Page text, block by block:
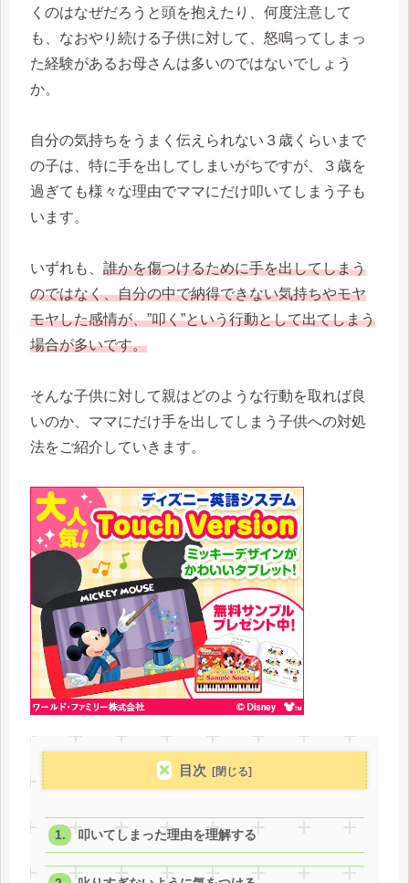
くのはなぜだろうと頭を抱えたり、何度注意して
も、なおやり続ける子供に対して、怒鳴ってしまっ
た経験があるお母さんは多いのではないでしょう
か。
自分の気持ちをうまく伝えられない３歳くらいまで
の子は、特に手を出してしまいがちですが、３歳を
過ぎても様々な理由でママにだけ叩いてしまう子も
います。
いずれも、 誰かを傷つけるために手を出してしまう
のではなく、自分の中で納得できない気持ちやモヤ
モヤした感情が、”叩く”という行動として出てしまう
場合が多いです。
そんな子供に対して親はどのような行動を取れば良
いのか、ママにだけ手を出してしまう子供への対処
法をご紹介していきます。
目次
叩いてしまった理由を理解する